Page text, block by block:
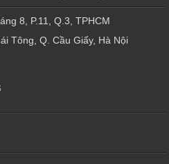
8, P.11, Q.3, TPHCM
Tông, Q. Cầu Giấy, Hà Nội